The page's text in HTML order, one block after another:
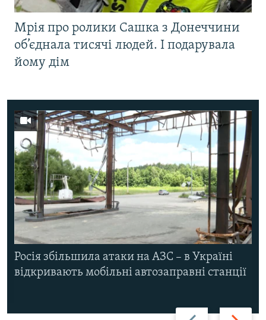
Мрія про ролики Сашка з Донеччини
об’єднала тисячі людей. І подарувала
йому дім
Назад Вперед
Росія збільшила атаки на АЗС – в Україні
відкривають мобільні автозаправні станції